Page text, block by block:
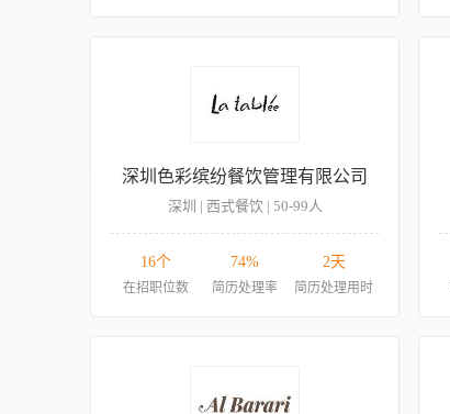
深圳色彩缤纷餐饮管理有限公司
深圳 | 西式餐饮 | 50-99人
16个
在招职位数
74%
简历处理率
2天
简历处理用时